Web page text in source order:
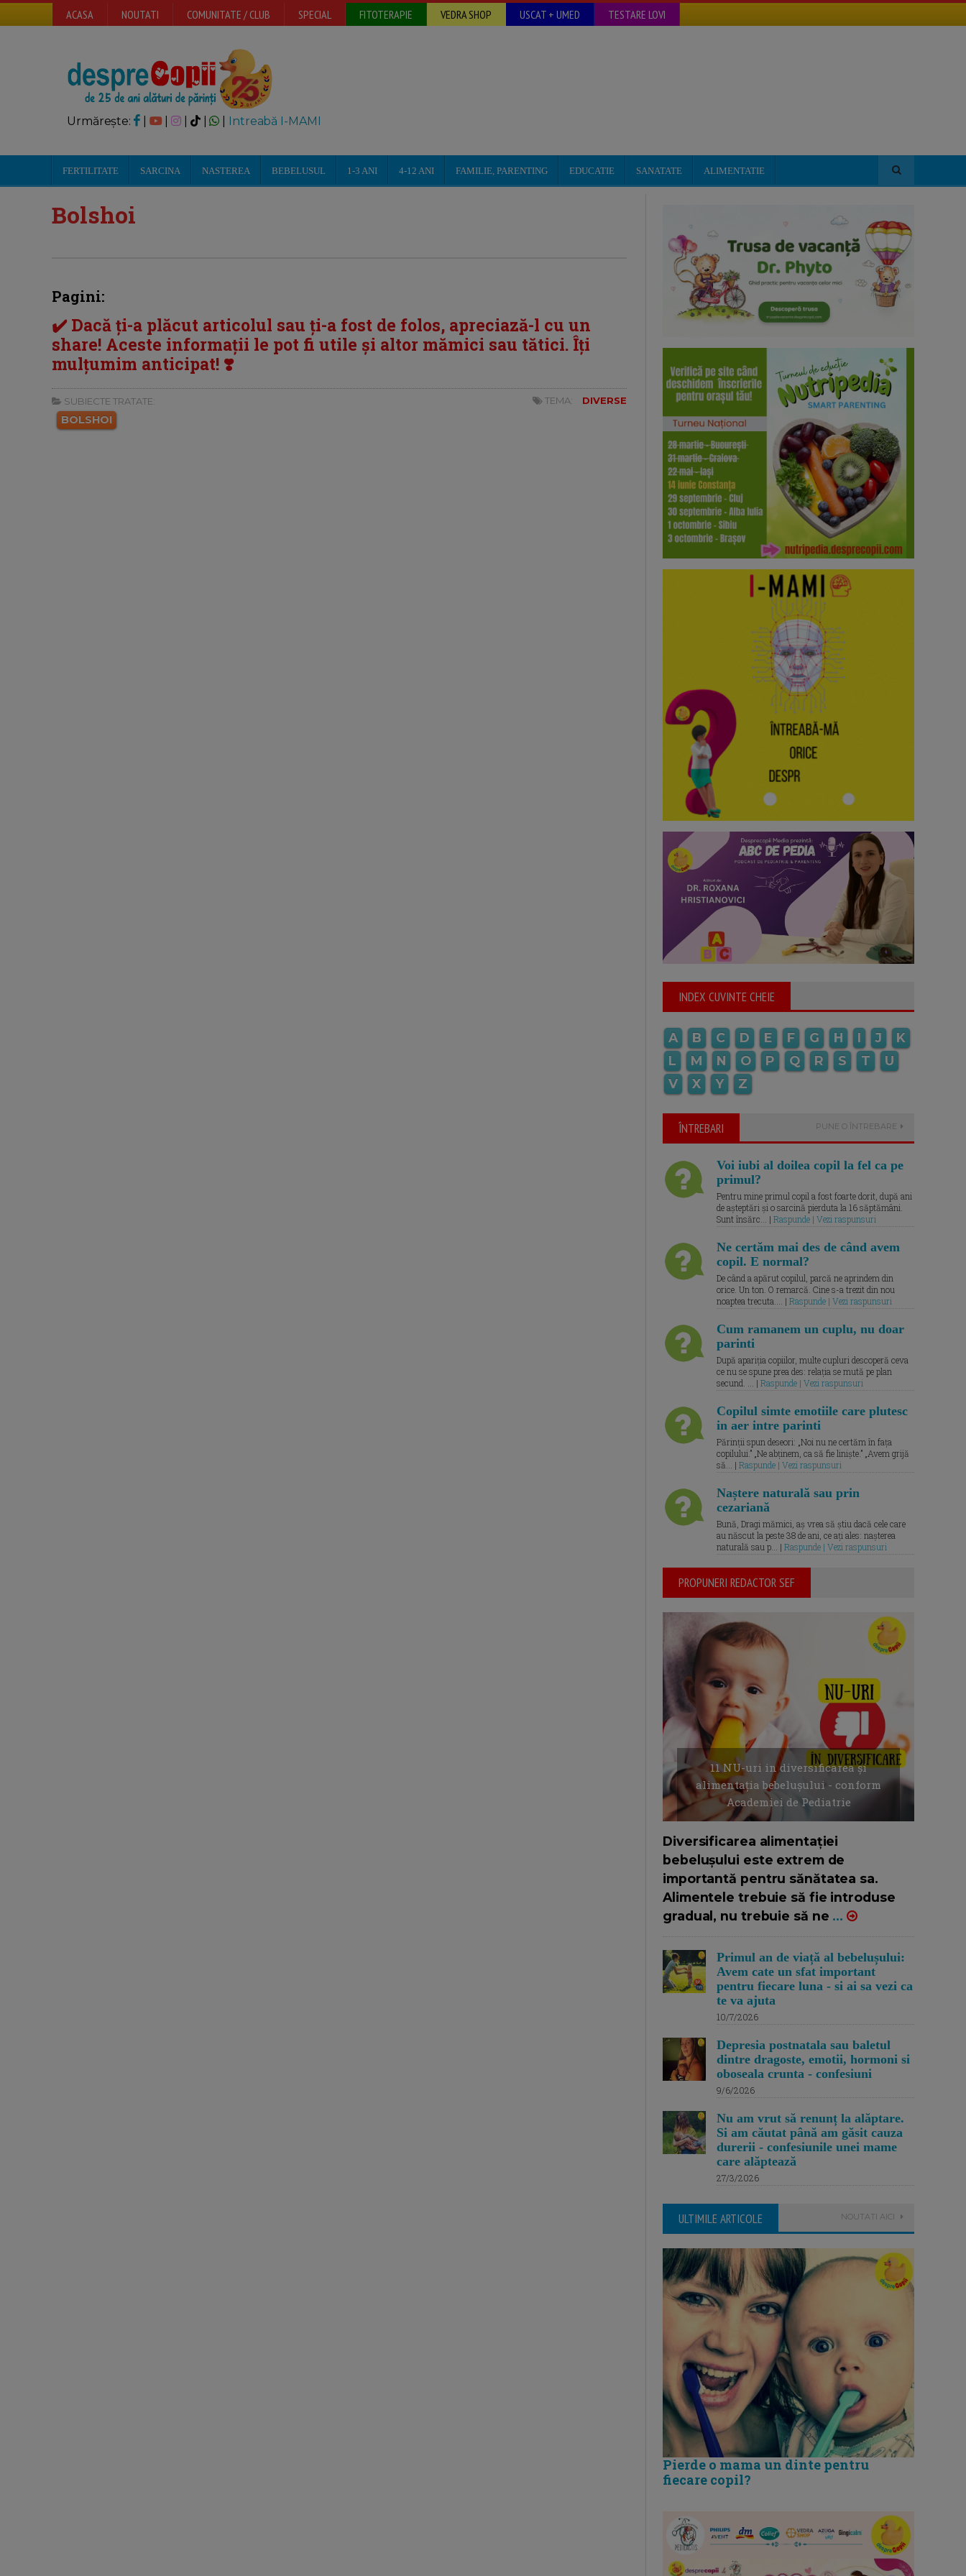
ACASA NOUTATI COMUNITATE / CLUB SPECIAL FITOTERAPIE VEDRA SHOP USCAT + UMED TESTARE LOVI
Urmărește: | | Intreabă I-MAMI
FERTILITATE SARCINA NASTEREA BEBELUSUL 1-3 ANI 4-12 ANI FAMILIE, PARENTING EDUCATIE SANATATE ALIMENTATIE
Bolshoi
Pagini:
✔️ Dacă ți-a plăcut articolul sau ți-a fost de folos, apreciază-l cu un
share! Aceste informații le pot fi utile și altor mămici sau tătici. Îți
mulțumim anticipat! ❣️
SUBIECTE TRATATE:
BOLSHOI
TEMA: DIVERSE
INDEX CUVINTE CHEIE
A B C D E F G H I J
K
L
M N O P Q R S T
U
V
X Y Z
ÎNTREBARI PUNE O ÎNTREBARE
Voi iubi al doilea copil la fel ca pe
primul?
Pentru mine primul copil a fost foarte dorit, după ani
de așteptări și o sarcină pierduta la 16 săptămâni.
Sunt însărc... | Raspunde | Vezi raspunsuri
Ne certăm mai des de când avem
copil. E normal?
De când a apărut copilul, parcă ne aprindem din
orice. Un ton. O remarcă. Cine s-a trezit din nou
noaptea trecuta.... | Raspunde | Vezi raspunsuri
Cum ramanem un cuplu, nu doar
parinti
După apariția copiilor, multe cupluri descoperă ceva
ce nu se spune prea des: relația se mută pe plan
secund. ... | Raspunde | Vezi raspunsuri
Copilul simte emotiile care plutesc
in aer intre parinti
Părinții spun deseori: „Noi nu ne certăm în fața
copilului.” „Ne abținem, ca să fie liniște.” „Avem grijă
să... | Raspunde | Vezi raspunsuri
Naștere naturală sau prin
cezariană
Bună, Dragi mămici, aș vrea să știu dacă cele care
au născut la peste 38 de ani, ce ați ales: nașterea
naturală sau p... | Raspunde | Vezi raspunsuri
PROPUNERI REDACTOR SEF
11 NU-uri in diversificarea și
alimentația bebelușului - conform
Academiei de Pediatrie
Diversificarea alimentației
bebelușului este extrem de
importantă pentru sănătatea sa.
Alimentele trebuie să fie introduse
gradual, nu trebuie să ne ...
Primul an de viață al bebelușului:
Avem cate un sfat important
pentru fiecare luna - si ai sa vezi ca
te va ajuta
10/7/2026
Depresia postnatala sau baletul
dintre dragoste, emotii, hormoni si
oboseala crunta - confesiuni
9/6/2026
Nu am vrut să renunț la alăptare.
Si am căutat până am găsit cauza
durerii - confesiunile unei mame
care alăptează
27/3/2026
ULTIMILE ARTICOLE NOUTATI AICI
Pierde o mama un dinte pentru
fiecare copil?